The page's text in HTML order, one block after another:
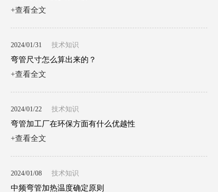
+查看全文
2024/01/31 技术知识
弯管尺寸怎么算出来的？
+查看全文
2024/01/22 技术知识
弯管加工厂在环保方面有什么优越性
+查看全文
2024/01/08 技术知识
中频弯管加热温度确定原则